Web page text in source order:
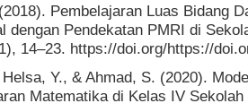
Pembelajaran Luas Bidang
dengan Pendekatan PMRI di
14–23. https://doi.org/https://
Y., & Ahmad, S. (2020).
Matematika di Kelas IV